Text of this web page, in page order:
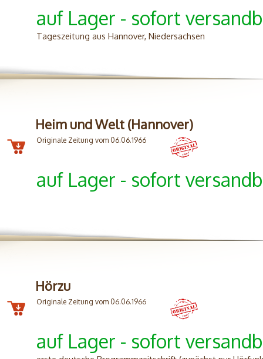
auf Lager - sofort
Tageszeitung aus Hannover, Niedersachsen
Heim und Welt (Hannover)
Originale Zeitung vom 06.06.1966
auf Lager - sofort
Hörzu
Originale Zeitung vom 06.06.1966
auf Lager - sofort